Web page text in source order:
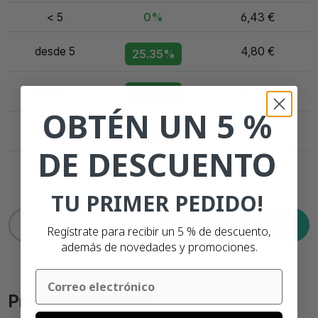
< 5 0% 6,43 €
desde 5 25.35% 4,80 €
4,28 €
desde 100 41.99% 3,73 €
Añadir al carrito
Precio del artículo
OBTÉN UN 5 %
DE DESCUENTO
TU PRIMER PEDIDO!
Regístrate para recibir un 5 % de descuento,
además de novedades y promociones.
Email